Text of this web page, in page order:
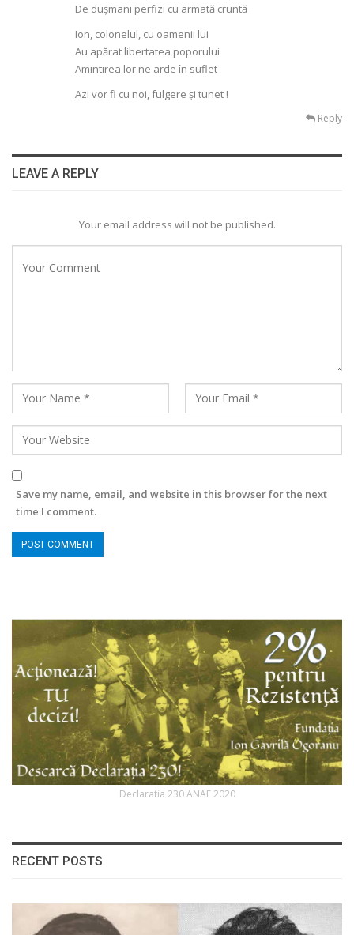
De dușmani perfizi cu armată cruntă
Ion, colonelul, cu oamenii lui
Au apărat libertatea poporului
Amintirea lor ne arde în suflet
Azi vor fi cu noi, fulgere și tunet !
Reply
LEAVE A REPLY
Your email address will not be published.
Save my name, email, and website in this browser for the next
time I comment.
Declaratia 230 ANAF 2020
RECENT POSTS